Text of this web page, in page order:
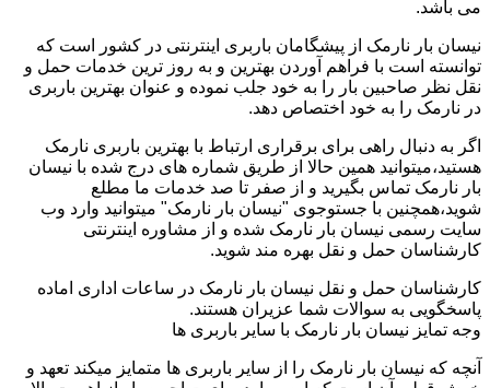
می باشد.
نیسان بار نارمک از پیشگامان باربری اینترنتی در کشور است که
توانسته است با فراهم آوردن بهترین و به روز ترین خدمات حمل و
نقل نظر صاحبین بار را به خود جلب نموده و عنوان بهترین باربری
در نارمک را به خود اختصاص دهد.
اگر به دنبال راهی برای برقراری ارتباط با بهترین باربری نارمک
هستید،میتوانید همین حالا از طریق شماره های درج شده با نیسان
بار نارمک تماس بگیرید و از صفر تا صد خدمات ما مطلع
شوید،همچنین با جستوجوی "نیسان بار نارمک" میتوانید وارد وب
سایت رسمی نیسان بار نارمک شده و از مشاوره اینترنتی
کارشناسان حمل و نقل بهره مند شوید.
کارشناسان حمل و نقل نیسان بار نارمک در ساعات اداری اماده
پاسخگویی به سوالات شما عزیران هستند.
وجه تمایز نیسان بار نارمک با سایر باربری ها
آنچه که نیسان بار نارمک را از سایر باربری ها متمایز میکند تعهد و